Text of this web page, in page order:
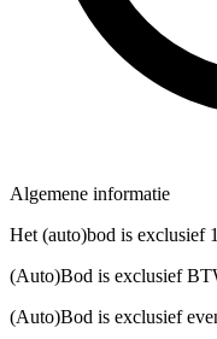
Algemene informatie
Het (auto)bod is exclusief
(Auto)Bod is exclusief
(Auto)Bod is exclusief